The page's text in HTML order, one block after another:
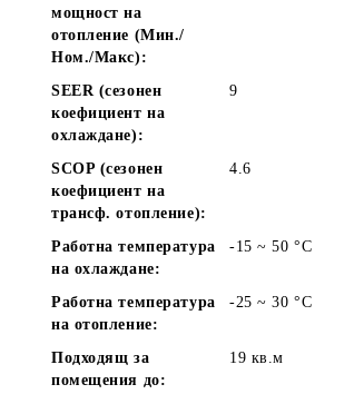
мощност на
отопление (Мин./
Ном./Макс):
SEER (сезонен
коефициент на
охлаждане):
9
SCOP (сезонен
коефициент на
трансф. отопление):
4.6
Работна температура
на охлаждане:
-15 ~ 50 °C
Работна температура
на отопление:
-25 ~ 30 °C
Подходящ за
помещения до:
19 кв.м